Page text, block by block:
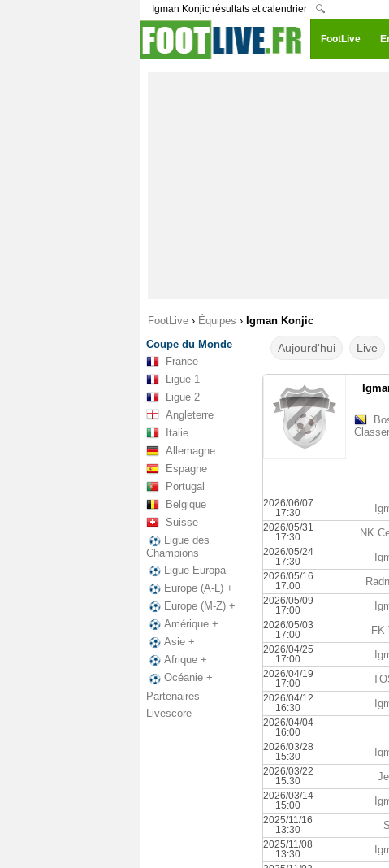
Igman Konjic résultats et calendrier 🔍
FootLive
FootLive › Équipes › Igman Konjic
Coupe du Monde
France
Ligue 1
Ligue 2
Angleterre
Italie
Allemagne
Espagne
Portugal
Belgique
Suisse
Ligue des
Champions
Ligue Europa
Europe (A-L) +
Europe (M-Z) +
Amérique +
Asie +
Afrique +
Océanie +
Partenaires
Livescore
Aujourd'hui Live
2026/06/07
17:30
2026/05/31
17:30
NK
2026/05/24
17:30
2026/05/16
17:00
2026/05/09
17:00
2026/05/03
17:00
FK
2026/04/25
17:00
2026/04/19
17:00
2026/04/12
16:30
2026/04/04
16:00
2026/03/28
15:30
2026/03/22
15:30
2026/03/14
15:00
2025/11/16
13:30
2025/11/08
13:30